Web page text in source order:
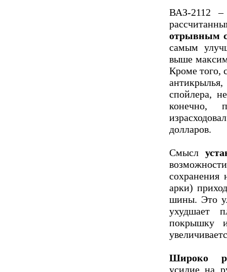
ВАЗ-2112 –
отрывным
самым
выше
Кроме того,
спойлера,
конечно,
долларов.
Смысл
сохранения
арки)
шины. Это
ухудшает
покрышку
Широко
усилие на